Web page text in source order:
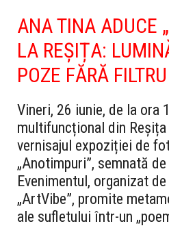
ANA TINA ADUCE
LA REȘIȚA:
POZE FĂRĂ FILTRU
Vineri, 26 iunie, de la ora
multifuncțional din Reșița
vernisajul expoziției de
„Anotimpuri”, semnată
Evenimentul, organizat
„ArtVibe”, promite
ale sufletului într-un